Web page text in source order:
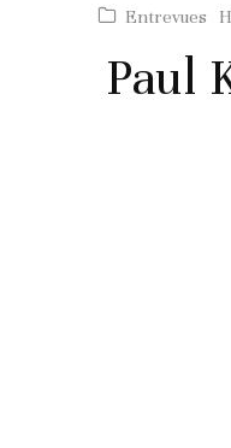
Entrevues
Paul